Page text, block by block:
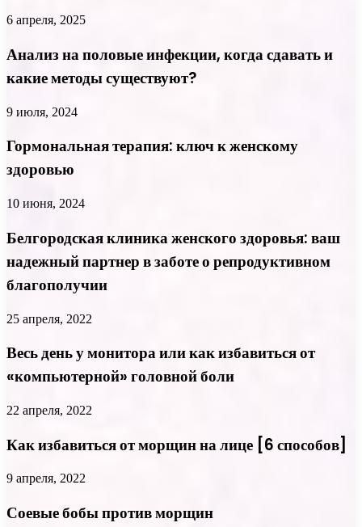
6 апреля, 2025
Анализ на половые инфекции, когда сдавать и
какие методы существуют?
9 июля, 2024
Гормональная терапия: ключ к женскому
здоровью
10 июня, 2024
Белгородская клиника женского здоровья: ваш
надежный партнер в заботе о репродуктивном
благополучии
25 апреля, 2022
Весь день у монитора или как избавиться от
«компьютерной» головной боли
22 апреля, 2022
Как избавиться от морщин на лице [6 способов]
9 апреля, 2022
Соевые бобы против морщин